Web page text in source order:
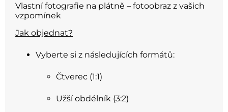
Vlastní fotografie na plátně – fotoobraz z vašich
vzpomínek
Jak objednat?
Vyberte si z následujících formátů:
Čtverec (1:1)
Užší obdélník (3:2)